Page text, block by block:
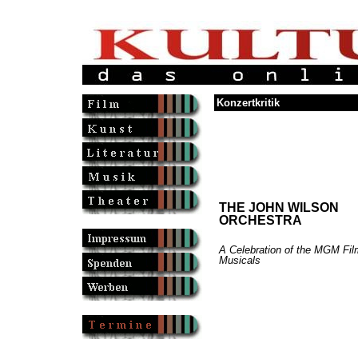
Konzertkritik
THE JOHN WILSON
ORCHESTRA
A Celebration of the MGM
Musicals